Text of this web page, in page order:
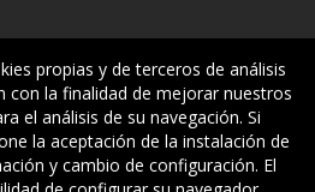
propias y de terceros de análisis
con la finalidad de mejorar nuestros
el análisis de su navegación. Si
la aceptación de la instalación de
y cambio de configuración. El